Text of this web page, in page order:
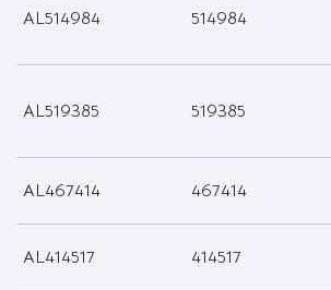
AL514984 514984
AL519385 519385
AL467414 467414
AL414517 414517